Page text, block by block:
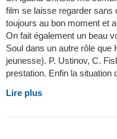
film se laisse regarder sans
toujours au bon moment et
On fait également un beau
Soul dans un autre rôle que
jeunesse). P. Ustinov, C.
prestation. Enfin la situation
Lire plus